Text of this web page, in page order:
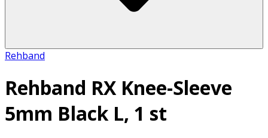
Rehband
Rehband RX Knee-Sleeve
5mm Black L, 1 st